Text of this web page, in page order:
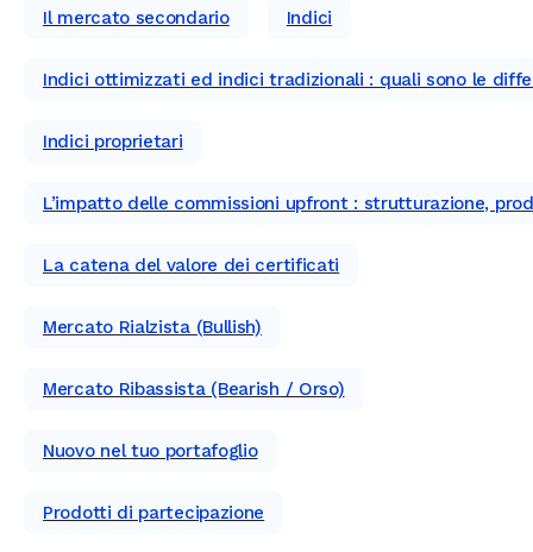
Il mercato secondario Indici
Indici ottimizzati ed indici tradizionali : quali sono le
Indici proprietari
L’impatto delle commissioni upfront : strutturazione,
La catena del valore dei certificati
Mercato Rialzista (Bullish)
Mercato Ribassista (Bearish / Orso)
Nuovo nel tuo portafoglio
Prodotti di partecipazione